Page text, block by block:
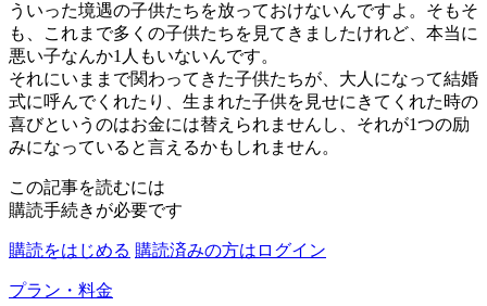
ういった境遇の子供たちを放っておけないんですよ。そもそ
も、これまで多くの子供たちを見てきましたけれど、本当に
悪い子なんか1人もいないんです。
それにいままで関わってきた子供たちが、大人になって結婚
式に呼んでくれたり、生まれた子供を見せにきてくれた時の
喜びというのはお金には替えられませんし、それが1つの励
みになっていると言えるかもしれません。
この記事を読むには
購読手続きが必要です
購読をはじめる 購読済みの方はログイン
プラン・料金